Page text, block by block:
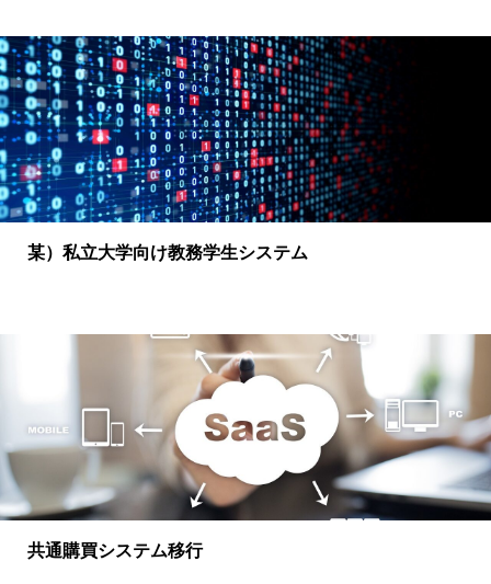
某）私立大学向け教務学生システム
共通購買システム移行